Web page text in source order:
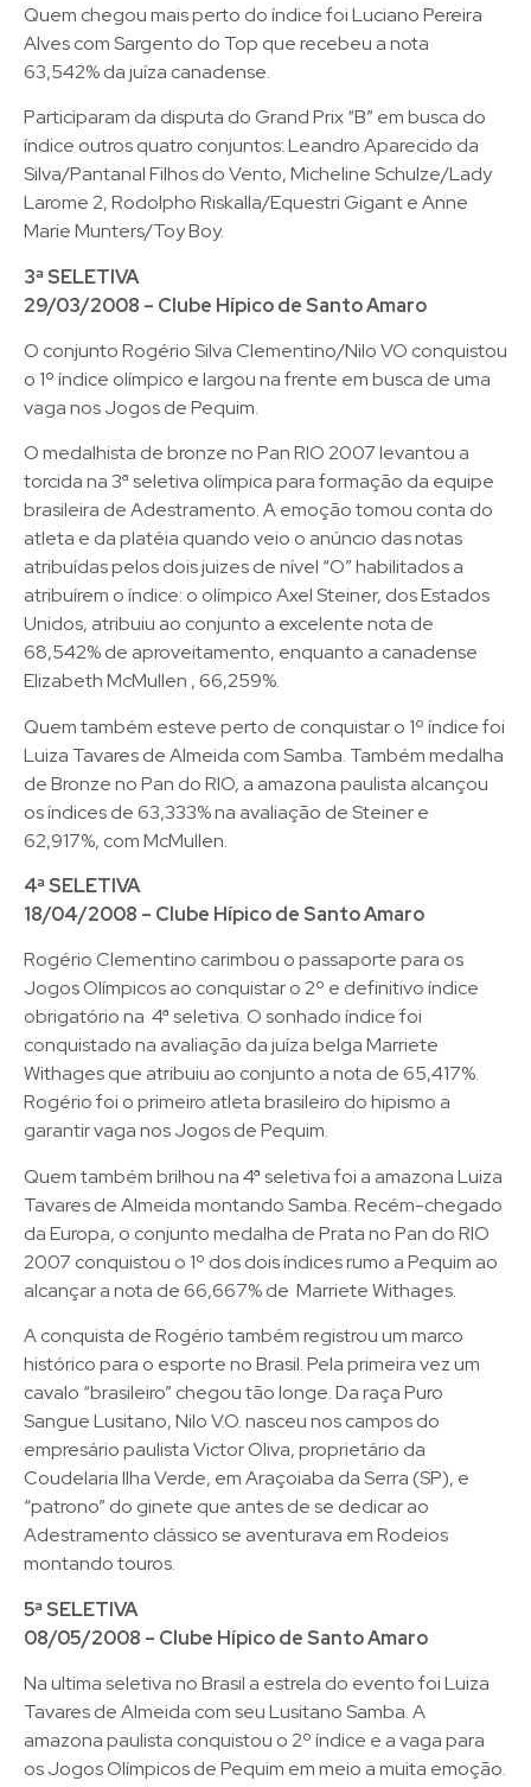
Quem chegou mais perto do índice foi Luciano Pereira
Alves com Sargento do Top que recebeu a nota
63,542% da juíza canadense.
Participaram da disputa do Grand Prix “B” em busca do
índice outros quatro conjuntos: Leandro Aparecido da
Silva/Pantanal Filhos do Vento, Micheline Schulze/Lady
Larome 2, Rodolpho Riskalla/Equestri Gigant e Anne
Marie Munters/Toy Boy.
3ª SELETIVA
29/03/2008 – Clube Hípico de Santo Amaro
O conjunto Rogério Silva Clementino/Nilo VO conquistou
o 1º índice olímpico e largou na frente em busca de uma
vaga nos Jogos de Pequim.
O medalhista de bronze no Pan RIO 2007 levantou a
torcida na 3ª seletiva olímpica para formação da equipe
brasileira de Adestramento. A emoção tomou conta do
atleta e da platéia quando veio o anúncio das notas
atribuídas pelos dois juizes de nível “O” habilitados a
atribuírem o índice: o olímpico Axel Steiner, dos Estados
Unidos, atribuiu ao conjunto a excelente nota de
68,542% de aproveitamento, enquanto a canadense
Elizabeth McMullen , 66,259%.
Quem também esteve perto de conquistar o 1º índice foi
Luiza Tavares de Almeida com Samba. Também medalha
de Bronze no Pan do RIO, a amazona paulista alcançou
os índices de 63,333% na avaliação de Steiner e
62,917%, com McMullen.
4ª SELETIVA
18/04/2008 – Clube Hípico de Santo Amaro
Rogério Clementino carimbou o passaporte para os
Jogos Olímpicos ao conquistar o 2º e definitivo índice
obrigatório na 4ª seletiva. O sonhado índice foi
conquistado na avaliação da juíza belga Marriete
Withages que atribuiu ao conjunto a nota de 65,417%.
Rogério foi o primeiro atleta brasileiro do hipismo a
garantir vaga nos Jogos de Pequim.
Quem também brilhou na 4ª seletiva foi a amazona Luiza
Tavares de Almeida montando Samba. Recém-chegado
da Europa, o conjunto medalha de Prata no Pan do RIO
2007 conquistou o 1º dos dois índices rumo a Pequim ao
alcançar a nota de 66,667% de Marriete Withages.
A conquista de Rogério também registrou um marco
histórico para o esporte no Brasil. Pela primeira vez um
cavalo “brasileiro” chegou tão longe. Da raça Puro
Sangue Lusitano, Nilo V.O. nasceu nos campos do
empresário paulista Victor Oliva, proprietário da
Coudelaria Ilha Verde, em Araçoiaba da Serra (SP), e
“patrono” do ginete que antes de se dedicar ao
Adestramento clássico se aventurava em Rodeios
montando touros.
5ª SELETIVA
08/05/2008 – Clube Hípico de Santo Amaro
Na ultima seletiva no Brasil a estrela do evento foi Luiza
Tavares de Almeida com seu Lusitano Samba. A
amazona paulista conquistou o 2º índice e a vaga para
os Jogos Olímpicos de Pequim em meio a muita emoção.